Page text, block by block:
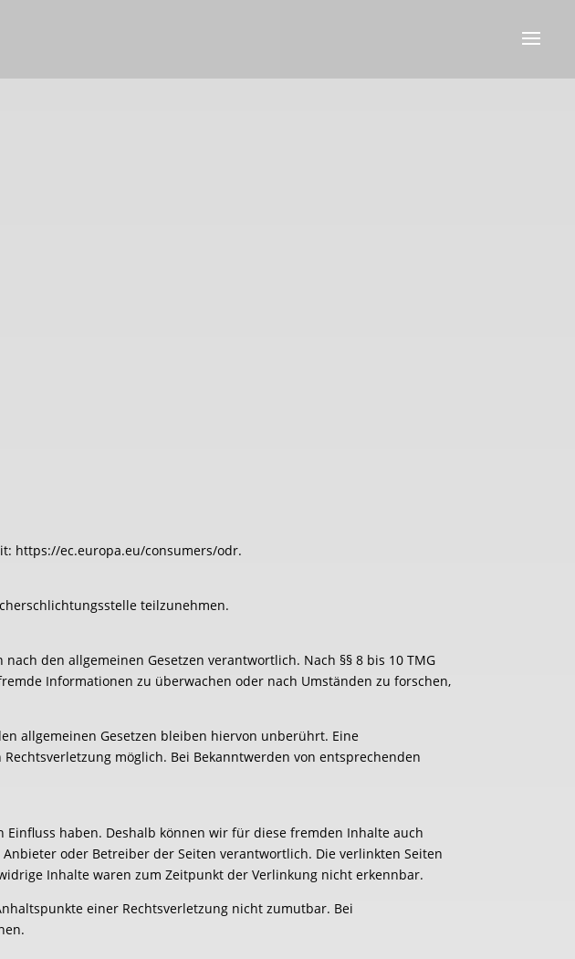
https://ec.europa.eu/consumers/odr.
teilzunehmen.
den allgemeinen Gesetzen verantwortlich. Nach §§ 8 bis 10 TMG
Informationen zu überwachen oder nach Umständen zu forschen,
allgemeinen Gesetzen bleiben hiervon unberührt. Eine
möglich. Bei Bekanntwerden von entsprechenden
haben. Deshalb können wir für diese fremden Inhalte auch
oder Betreiber der Seiten verantwortlich. Die verlinkten Seiten
Inhalte waren zum Zeitpunkt der Verlinkung nicht erkennbar.
einer Rechtsverletzung nicht zumutbar. Bei